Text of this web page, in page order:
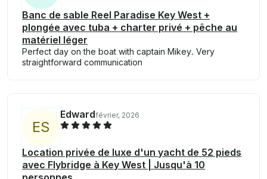
Banc de sable Reel Paradise Key West +
plongée avec tuba + charter privé + pêche au
matériel léger
Perfect day on the boat with captain Mikey. Very
straightforward communication
ES
Edwardfévrier, 2026
Location privée de luxe d'un yacht de 52 pieds
avec Flybridge à Key West | Jusqu'à 10